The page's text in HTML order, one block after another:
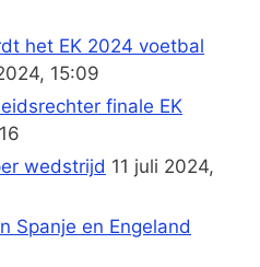
het EK 2024 voetbal
15:09
finale EK
wedstrijd 11 juli 2024,
Spanje en Engeland